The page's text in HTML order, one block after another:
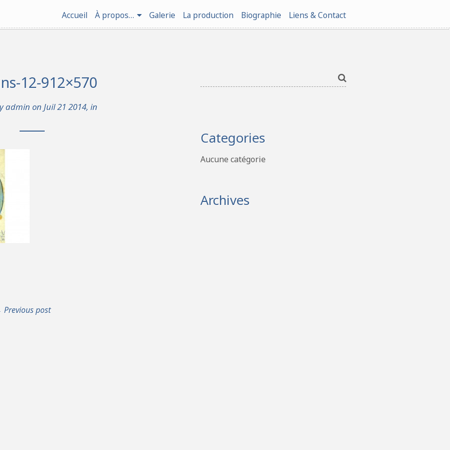
Accueil À propos… Galerie La production Biographie Liens & Contact
12-912×570
admin on Juil 21 2014, in
post
Categories
Aucune catégorie
Archives